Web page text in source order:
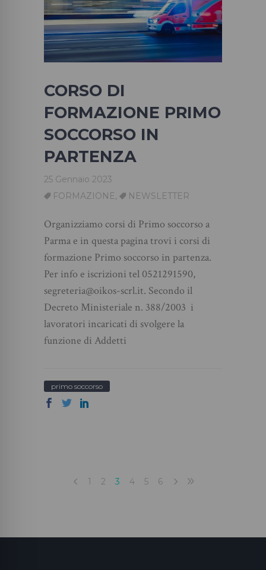
CORSO DI
FORMAZIONE PRIMO
SOCCORSO IN
PARTENZA
25 Gennaio 2023
FORMAZIONE, NEWSLETTER
Organizziamo corsi di Primo soccorso a
Parma e in questa pagina trovi i corsi di
formazione Primo soccorso in partenza.
Per info e iscrizioni tel 0521291590,
segreteria@oikos-scrl.it. Secondo il
Decreto Ministeriale n. 388/2003 i
lavoratori incaricati di svolgere la
funzione di Addetti
primo soccorso
1 2 3 4 5 6